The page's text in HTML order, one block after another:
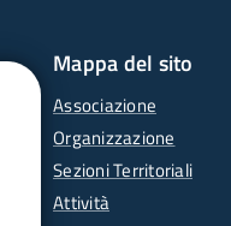
Mappa del sito
Associazione
Organizzazione
Sezioni Territoriali
Attività